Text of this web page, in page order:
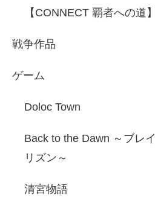
【CONNECT 覇者への道
戦争作品
ゲーム
Doloc Town
Back to the Dawn ～ブレ
リズン～
清宮物語